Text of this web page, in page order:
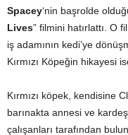
Spacey‘nin başrolde
Lives” filmini hatırlattı. O
iş adamının kedi’ye
Kırmızı Köpeğin hikayesi
Kırmızı köpek, kendisine
barınakta annesi ve
çalışanları tarafından